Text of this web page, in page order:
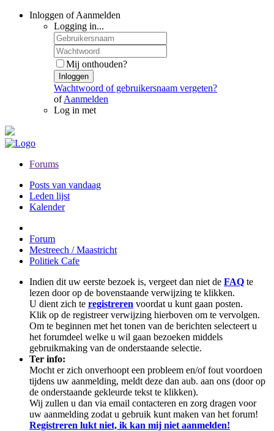
Inloggen of Aanmelden
Logging in...
Mij onthouden?
Inloggen
Wachtwoord of gebruikersnaam vergeten?
ofAanmelden
Log in met
Forums
Posts van vandaag
Leden lijst
Kalender
Forum
Mestreech / Maastricht
Politiek Cafe
Indien dit uw eerste bezoek is, vergeet dan niet de FAQ te
lezen door op de bovenstaande verwijzing te klikken.
U dient zich te registreren voordat u kunt gaan posten.
Klik op de registreer verwijzing hierboven om te vervolgen.
Om te beginnen met het tonen van de berichten selecteert u
het forumdeel welke u wil gaan bezoeken middels
gebruikmaking van de onderstaande selectie.
Ter info:
Mocht er zich onverhoopt een probleem en/of fout voordoen
tijdens uw aanmelding, meldt deze dan aub. aan ons (door op
de onderstaande gekleurde tekst te klikken).
Wij zullen u dan via email contacteren en zorg dragen voor
uw aanmelding zodat u gebruik kunt maken van het forum!
Registreren lukt niet, ik kan mij niet aanmelden!